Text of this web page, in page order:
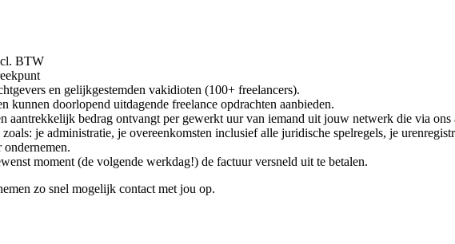
BTW
en gelijkgestemden vakidioten (100+ freelancers).
kunnen doorlopend uitdagende freelance opdrachten aanbieden.
aantrekkelijk bedrag ontvangt per gewerkt uur van iemand uit jouw netwerk die via ons
je administratie, je overeenkomsten inclusief alle juridische spelregels, je
ondernemen.
moment (de volgende werkdag!) de factuur versneld uit te betalen.
zo snel mogelijk contact met jou op.